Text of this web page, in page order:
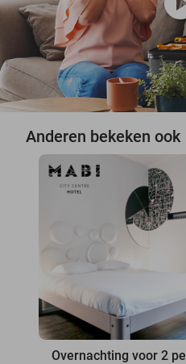
Anderen bekeken ook
Overnachting voor 2